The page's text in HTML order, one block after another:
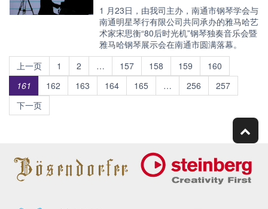
1 月23日，由我司主办，南通市钢琴学会与
南通明星琴行有限公司共同承办的雅马哈艺
术家宋思衡“80后时光机”钢琴独奏音乐会暨
雅马哈钢琴展示会在南通市圆满落幕。
上一页
1 2 … 157 158 159
160
161
162 163 164 165 … 256
257
下一页